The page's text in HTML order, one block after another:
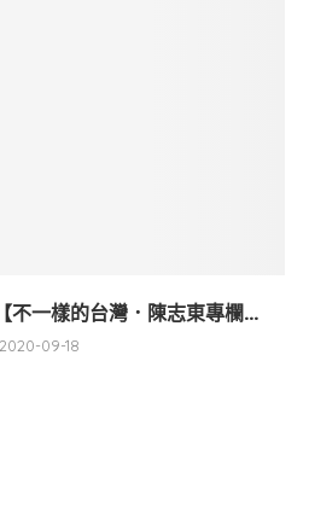
不一樣的台灣．陳志東專欄...
2020-09-18